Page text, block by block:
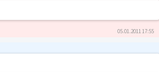
05.01.2011 17:55